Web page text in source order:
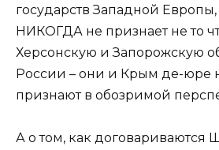
государств Западной
НИКОГДА не признает не то
Херсонскую и Запорожскую
России – они и Крым де-юре
признают в обозримой
А о том, как договариваются